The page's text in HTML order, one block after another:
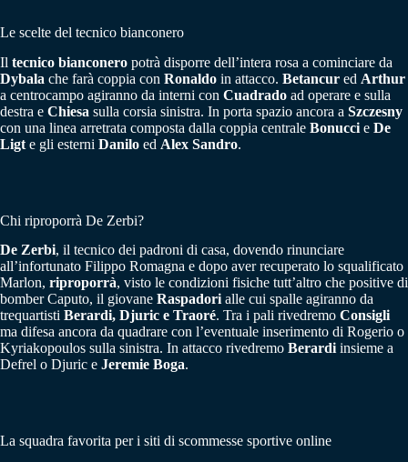
Le scelte del tecnico bianconero
Il tecnico bianconero potrà disporre dell’intera rosa a cominciare da
Dybala che farà coppia con Ronaldo in attacco. Betancur ed Arthur
a centrocampo agiranno da interni con Cuadrado ad operare e sulla
destra e Chiesa sulla corsia sinistra. In porta spazio ancora a Szczesny
con una linea arretrata composta dalla coppia centrale Bonucci e De
Ligt e gli esterni Danilo ed Alex Sandro.
Chi riproporrà De Zerbi?
De Zerbi, il tecnico dei padroni di casa, dovendo rinunciare
all’infortunato Filippo Romagna e dopo aver recuperato lo squalificato
Marlon, riproporrà, visto le condizioni fisiche tutt’altro che positive di
bomber Caputo, il giovane Raspadorialle cui spalle agiranno da
trequartisti Berardi, Djuric e Traoré. Tra i pali rivedremo Consigli
ma difesa ancora da quadrare con l’eventuale inserimento di Rogerio o
Kyriakopoulos sulla sinistra. In attacco rivedremo Berardiinsieme a
Defrel o Djuric e Jeremie Boga.
La squadra favorita per i siti di scommesse sportive online